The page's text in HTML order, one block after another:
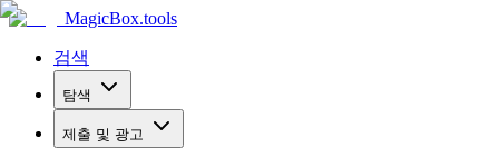
MagicBox.tools
검색
탐색
제출 및 광고